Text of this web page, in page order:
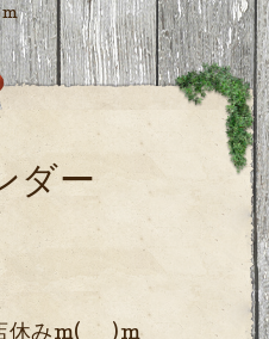
ダー
休みm(_ _)m